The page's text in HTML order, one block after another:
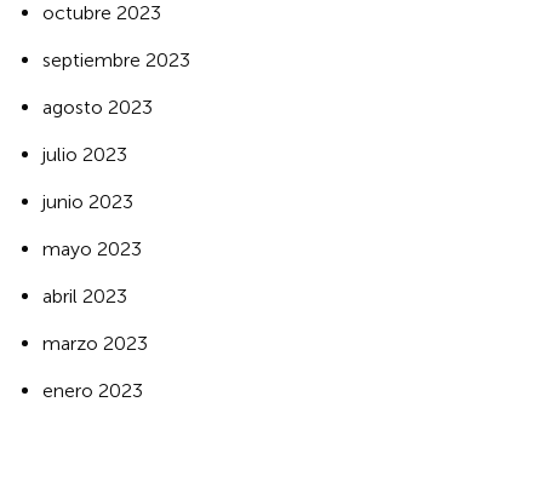
octubre 2023
septiembre 2023
agosto 2023
julio 2023
junio 2023
mayo 2023
abril 2023
marzo 2023
enero 2023